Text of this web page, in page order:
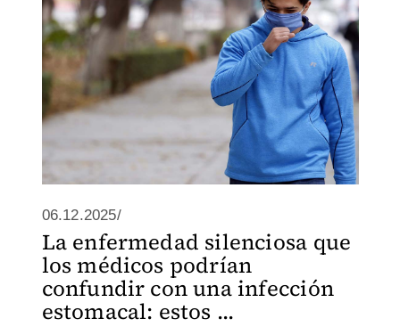
06.12.2025/
La enfermedad silenciosa que
los médicos podrían
confundir con una infección
estomacal: estos ...